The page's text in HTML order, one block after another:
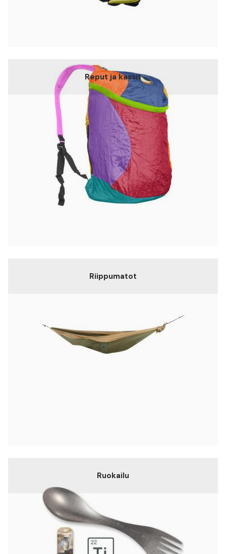
Reput ja kassit
Riippumatot
Ruokailu